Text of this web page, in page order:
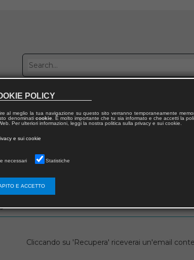
with us
email che hai fornito in fase di registrazione
Cliccando su 'Recupera' riceverai un'email
POLICY
al meglio la tua navigazione su questo sito verranno temporaneamente
denominati cookie. È molto importante che tu sia informato e che accetti la
Per ulteriori informazioni, leggi la nostra politica sulla privacy e sui cookie.
e sui cookie
necessari Statistiche
E ACCETTO